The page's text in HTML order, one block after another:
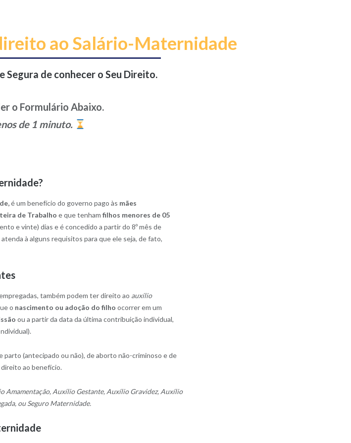
ao Salário-Maternidade
Segura de conhecer o Seu Direito.
o Formulário Abaixo.
de 1 minuto.
é um benefício do governo pago às mães
de Trabalho e que tenham filhos menores de 05
e vinte) dias e é concedido a partir do 8º mês de
à alguns requisitos para que ele seja, de fato,
também podem ter direito ao auxílio
o nascimento ou adoção do filho ocorrer em um
ou a partir da data da última contribuição individual,
parto (antecipado ou não), de aborto não-criminoso e de
ao benefício.
Amamentação, Auxílio Gestante, Auxílio Gravidez, Auxílio
ou Seguro Maternidade.